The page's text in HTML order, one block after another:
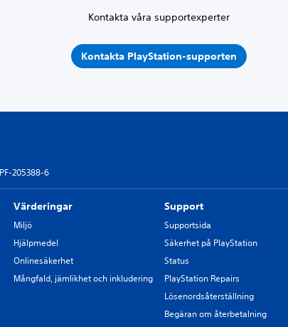
Kontakta våra supportexperter
Kontakta PlayStation-supporten
PF-205388-6
Värderingar
Miljö
Hjälpmedel
Onlinesäkerhet
Mångfald, jämlikhet och inkludering
Support
Supportsida
Säkerhet på PlayStation
Status
PlayStation Repairs
Lösenordsåterställning
Begäran om återbetalning